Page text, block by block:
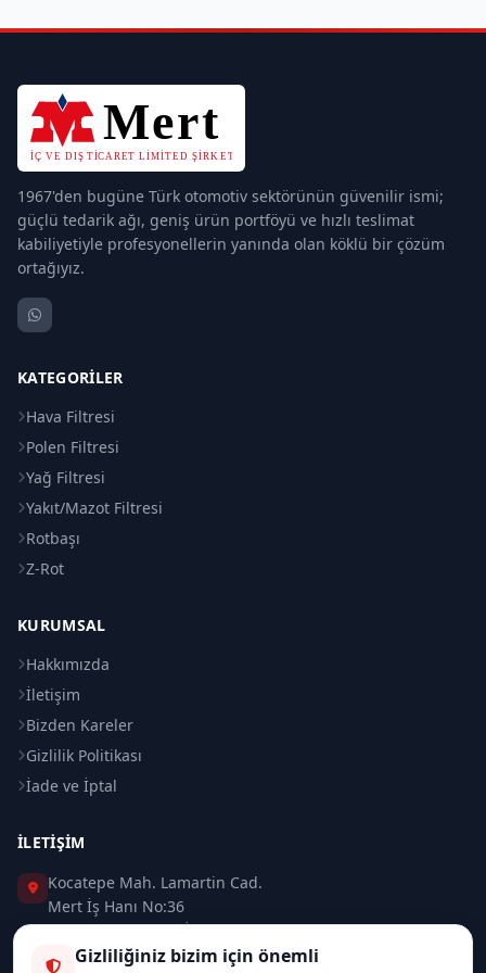
1967'den bugüne Türk otomotiv sektörünün güvenilir ismi;
güçlü tedarik ağı, geniş ürün portföyü ve hızlı teslimat
kabiliyetiyle profesyonellerin yanında olan köklü bir çözüm
ortağıyız.
KATEGORILER
Hava Filtresi
Polen Filtresi
Yağ Filtresi
Yakıt/Mazot Filtresi
Rotbaşı
Z-Rot
KURUMSAL
Hakkımızda
İletişim
Bizden Kareler
Gizlilik Politikası
İade ve İptal
İLETIŞIM
Kocatepe Mah. Lamartin Cad.
Mert İş Hanı No:36
Taksim / Beyoğlu / İSTANBUL
Gizliliğiniz bizim için önemli